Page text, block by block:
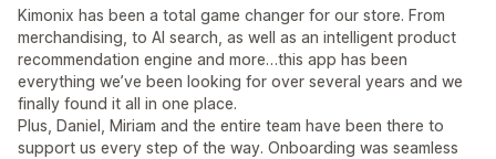
Kimonix has been a total game changer for our store. From
merchandising, to AI search, as well as an intelligent product
recommendation engine and more…this app has been
everything we’ve been looking for over several years and we
finally found it all in one place.
Plus, Daniel, Miriam and the entire team have been there to
support us every step of the way. Onboarding was seamless